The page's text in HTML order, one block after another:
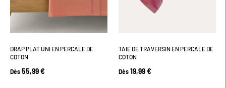
DRAP PLAT UNI EN PERCALE DE
COTON
Dès 55,99 €
TAIE DE TRAVERSIN EN PERCALE DE
COTON
Dès 19,99 €